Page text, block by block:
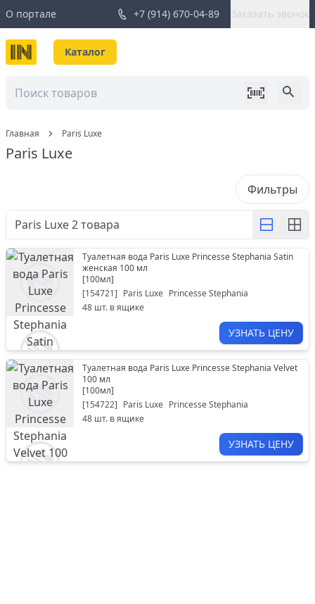
О портале +7 (914) 670-04-89 Заказать звонок
Каталог
Главная Paris Luxe
Paris Luxe
Фильтры
Paris Luxe2товара
Туалетная вода Paris Luxe Princesse Stephania Satin
женская 100 мл
[100мл]
[154721] Paris Luxe Princesse Stephania
48 шт. в ящике
УЗНАТЬ ЦЕНУ
Туалетная вода Paris Luxe Princesse Stephania Velvet
100 мл
[100мл]
[154722] Paris Luxe Princesse Stephania
48 шт. в ящике
УЗНАТЬ ЦЕНУ